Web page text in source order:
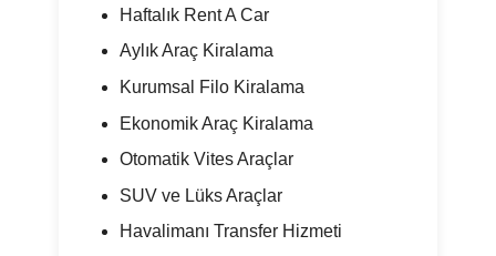
Haftalık Rent A Car
Aylık Araç Kiralama
Kurumsal Filo Kiralama
Ekonomik Araç Kiralama
Otomatik Vites Araçlar
SUV ve Lüks Araçlar
Havalimanı Transfer Hizmeti